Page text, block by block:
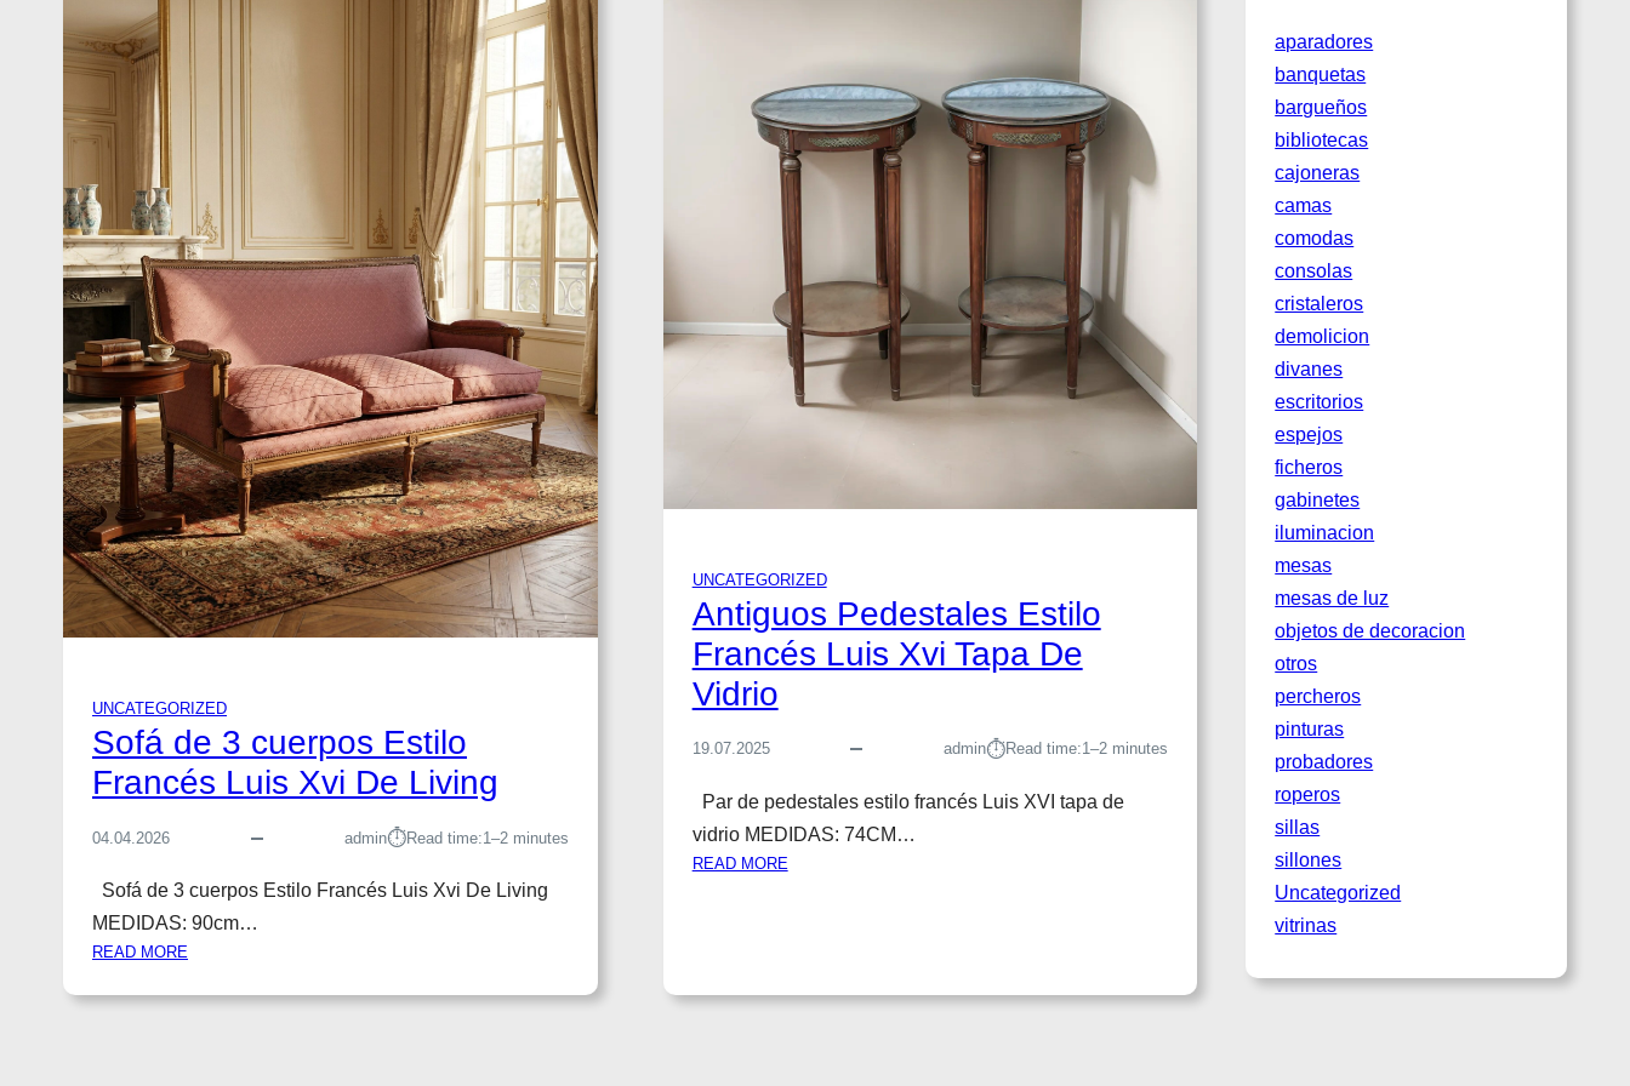
UNCATEGORIZED
Sofá de 3 cuerpos Estilo
Francés Luis Xvi De Living
04.04.2026 admin⏱︎Read time:1–2 minutes
Sofá de 3 cuerpos Estilo Francés Luis Xvi De Living
MEDIDAS: 90cm…
READ MORE
O
UNCATEGORIZED
Antiguos Pedestales Estilo
Francés Luis Xvi Tapa De
Vidrio
19.07.2025 admin⏱︎Read time:1–2 minutes
Par de pedestales estilo francés Luis XVI tapa de
vidrio MEDIDAS: 74CM…
READ MORE:
G
aparadores
banquetas
bargueños
bibliotecas
cajoneras
camas
comodas
consolas
cristaleros
demolicion
divanes
escritorios
espejos
ficheros
gabinetes
iluminacion
mesas
mesas de luz
objetos de decoracion
otros
percheros
pinturas
probadores
roperos
sillas
sillones
Uncategorized
vitrinas